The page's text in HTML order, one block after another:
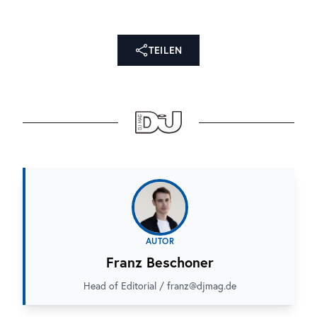
TEILEN
AUTOR
Franz Beschoner
Head of Editorial / franz@djmag.de